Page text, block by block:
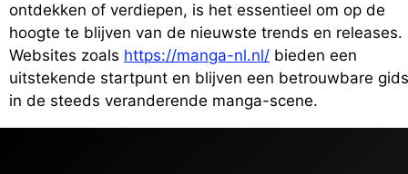
ontdekken of verdiepen, is het essentieel om op de
hoogte te blijven van de nieuwste trends en releases.
Websites zoals https://manga-nl.nl/ bieden een
uitstekende startpunt en blijven een betrouwbare gids
in de steeds veranderende manga-scene.